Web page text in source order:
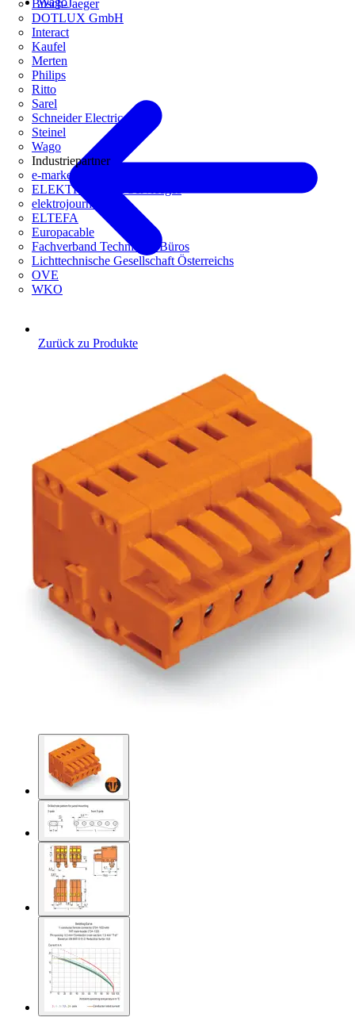
Busch-Jaeger
DOTLUX GmbH
Interact
Kaufel
Merten
Philips
Ritto
Sarel
Schneider Electric
Steinel
Wago
Industriepartner
e-marke
ELEKTRO Daten Serviceges
elektrojournal
ELTEFA
Europacable
Fachverband Technische Büros
Lichttechnische Gesellschaft Österreichs
OVE
WKO
Zurück zu Produkte